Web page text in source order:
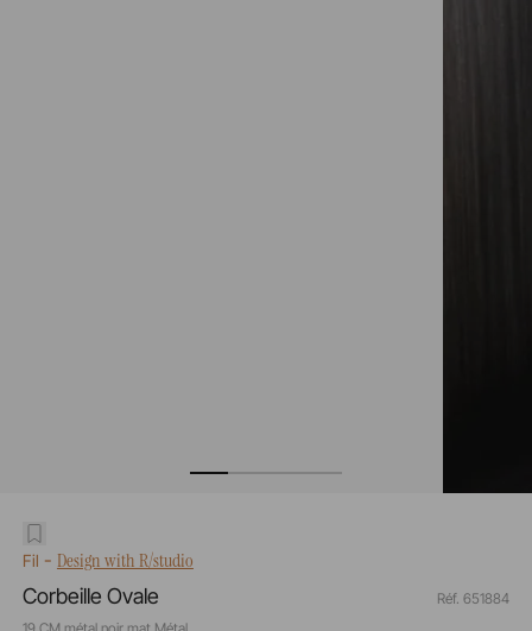
Fil - Design with R/studio
Corbeille Ovale
Réf. 651884